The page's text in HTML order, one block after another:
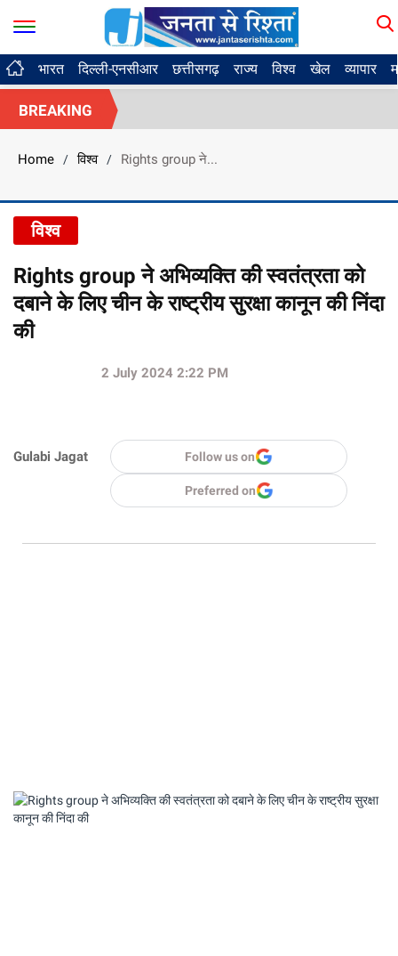
भारत दिल्ली-एनसीआर छत्तीसगढ़ राज्य विश्व खेल व्यापार
BREAKING
Home / विश्व / Rights group ने...
विश्व
Rights group ने अभिव्यक्ति की स्वतंत्रता को
दबाने के लिए चीन के राष्ट्रीय सुरक्षा कानून की निंदा
की
Gulabi Jagat
2 July 2024 2:22 PM
Follow us on
Preferred on